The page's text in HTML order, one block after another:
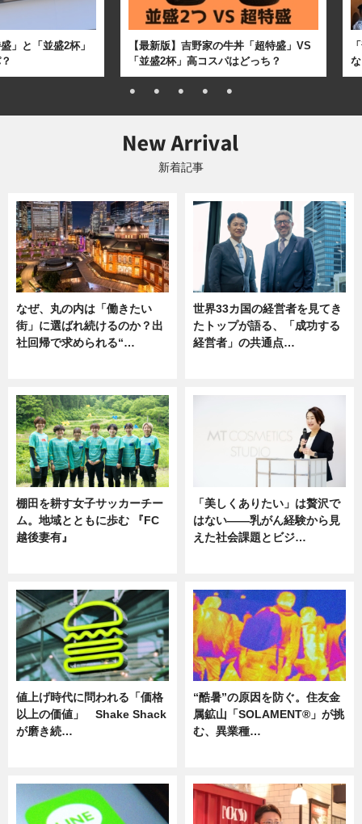
」と「並盛2杯」
【最新版】吉野家の牛丼「超特盛」VS
「並盛2杯」高コスパはどっち？
新着記事
なぜ、丸の内は「働きたい
街」に選ばれ続けるのか？出
社回帰で求められる“…
世界33カ国の経営者を見てき
たトップが語る、「成功する
経営者」の共通点…
棚田を耕す女子サッカーチー
ム。地域とともに歩む 『FC
越後妻有』
「美しくありたい」は贅沢で
はない――乳がん経験から見
えた社会課題とビジ…
値上げ時代に問われる「価格
以上の価値」 Shake Shack
が磨き続…
“酷暑”の原因を防ぐ。住友金
属鉱山「SOLAMENT®」が挑
む、異業種…